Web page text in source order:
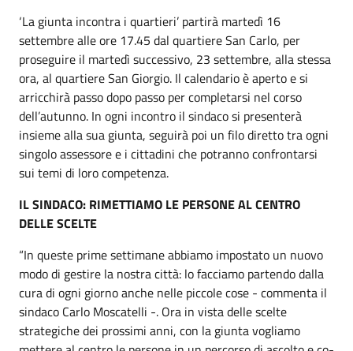
‘La giunta incontra i quartieri’ partirà martedì 16
settembre alle ore 17.45 dal quartiere San Carlo, per
proseguire il martedì successivo, 23 settembre, alla stessa
ora, al quartiere San Giorgio. Il calendario è aperto e si
arricchirà passo dopo passo per completarsi nel corso
dell’autunno. In ogni incontro il sindaco si presenterà
insieme alla sua giunta, seguirà poi un filo diretto tra ogni
singolo assessore e i cittadini che potranno confrontarsi
sui temi di loro competenza.
IL SINDACO: RIMETTIAMO LE PERSONE AL CENTRO
DELLE SCELTE
“In queste prime settimane abbiamo impostato un nuovo
modo di gestire la nostra città: lo facciamo partendo dalla
cura di ogni giorno anche nelle piccole cose - commenta il
sindaco Carlo Moscatelli -. Ora in vista delle scelte
strategiche dei prossimi anni, con la giunta vogliamo